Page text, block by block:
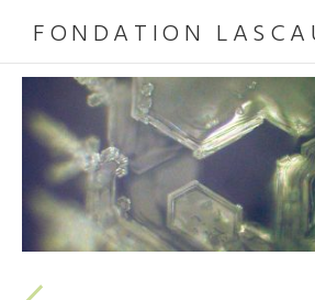
FONDATION